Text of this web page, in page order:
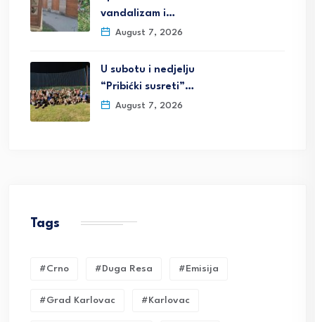
vandalizam i…
August 7, 2026
U subotu i nedjelju
“Pribićki susreti”…
August 7, 2026
Tags
#crno #duga Resa #emisija
#grad Karlovac #karlovac